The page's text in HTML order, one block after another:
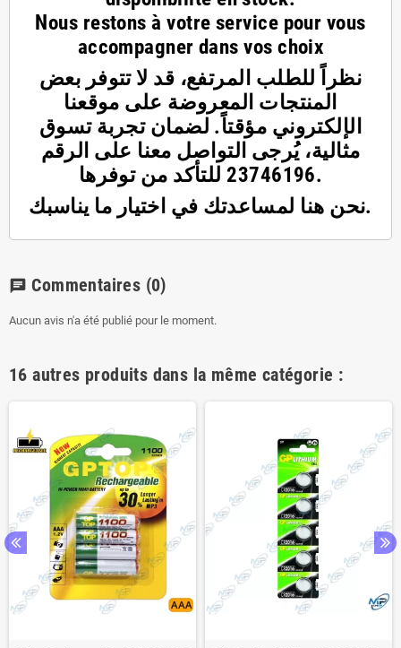
Nous restons à votre service pour vous
accompagner dans vos choix
نظراً للطلب المرتفع، قد لا تتوفر بعض
المنتجات المعروضة على موقعنا
الإلكتروني مؤقتاً. لضمان تجربة تسوق
مثالية، يُرجى التواصل معنا على الرقم
23746196 للتأكد من توفرها.
نحن هنا لمساعدتك في اختيار ما يناسبك.
chat Commentaires (0)
Aucun avis n'a été publié pour le moment.
16 autres produits dans la même catégorie :